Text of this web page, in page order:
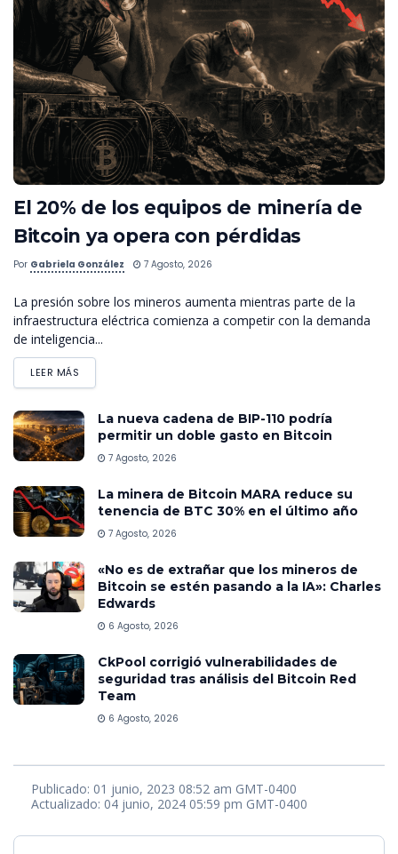
El 20% de los equipos de minería de
Bitcoin ya opera con pérdidas
Por Gabriela González 7 Agosto, 2026
La presión sobre los mineros aumenta mientras parte de la
infraestructura eléctrica comienza a competir con la demanda
de inteligencia...
LEER MÁS
La nueva cadena de BIP-110 podría
permitir un doble gasto en Bitcoin
7 Agosto, 2026
La minera de Bitcoin MARA reduce su
tenencia de BTC 30% en el último año
7 Agosto, 2026
«No es de extrañar que los mineros de
Bitcoin se estén pasando a la IA»: Charles
Edwards
6 Agosto, 2026
CkPool corrigió vulnerabilidades de
seguridad tras análisis del Bitcoin Red
Team
6 Agosto, 2026
Publicado: 01 junio, 2023 08:52 am GMT-0400
Actualizado: 04 junio, 2024 05:59 pm GMT-0400